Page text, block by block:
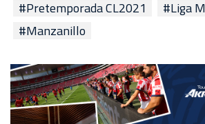
#Pretemporada CL2021
#Liga
#Manzanillo